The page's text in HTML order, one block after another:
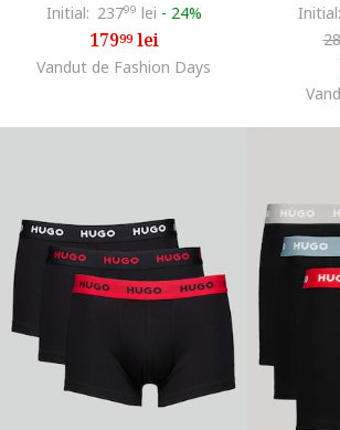
Initial: 23799 lei - 24%
17999lei
Vandut de Fashion Days
Initial:
28